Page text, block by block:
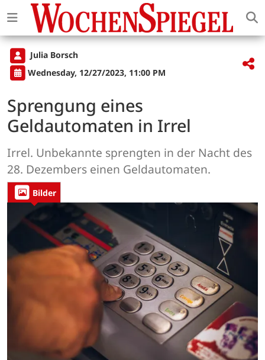
Julia Borsch
Wednesday, 12/27/2023, 11:00 PM
Sprengung eines
Geldautomaten in Irrel
Irrel. Unbekannte sprengten in der Nacht des
28. Dezembers einen Geldautomaten.
Bilder